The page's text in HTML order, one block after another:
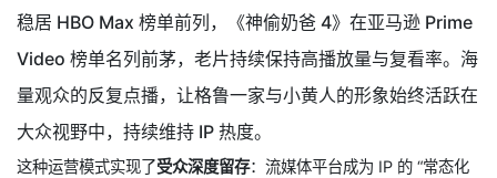
稳居 HBO Max 榜单前列，《神偷奶爸 4》在亚马逊 Prime
Video 榜单名列前茅，老片持续保持高播放量与复看率。海
量观众的反复点播，让格鲁一家与小黄人的形象始终活跃在
大众视野中，持续维持 IP 热度。
这种运营模式实现了受众深度留存：流媒体平台成为 IP 的 “常态化